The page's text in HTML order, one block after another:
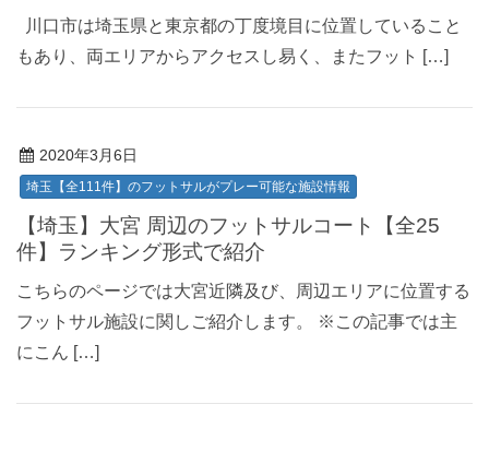
川口市は埼玉県と東京都の丁度境目に位置していること
もあり、両エリアからアクセスし易く、またフット […]
2020年3月6日
埼玉【全111件】のフットサルがプレー可能な施設情報
【埼玉】大宮 周辺のフットサルコート【全25
件】ランキング形式で紹介
こちらのページでは大宮近隣及び、周辺エリアに位置する
フットサル施設に関しご紹介します。 ※この記事では主
にこん […]